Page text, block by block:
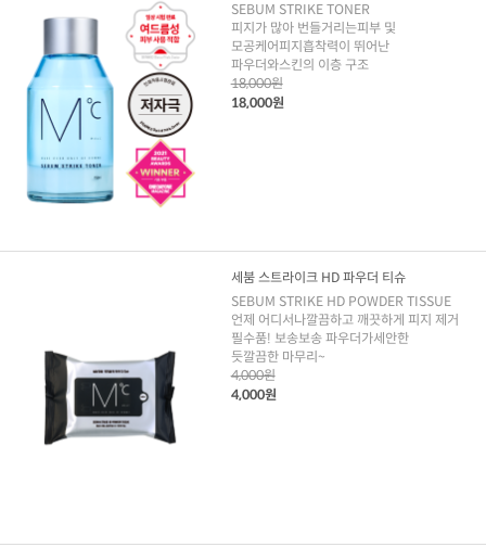
SEBUM STRIKE TONER
피지가 많아 번들거리는피부 및
모공케어피지흡착력이 뛰어난
파우더와스킨의 이층 구조
18,000원
18,000원
세붐 스트라이크 HD 파우더 티슈
SEBUM STRIKE HD POWDER TISSUE
언제 어디서나깔끔하고 깨끗하게 피지 제거
필수품! 보송보송 파우더가세안한
듯깔끔한 마무리~
4,000원
4,000원